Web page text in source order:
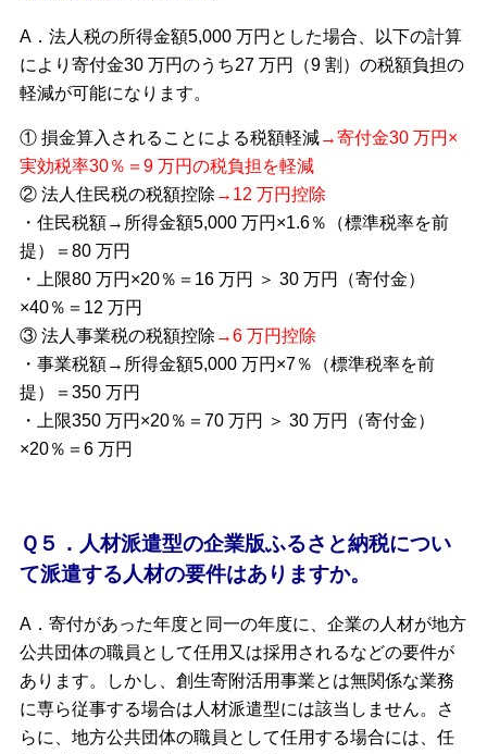
A．法人税の所得金額5,000 万円とした場合、以下の計算
により寄付金30 万円のうち27 万円（9 割）の税額負担の
軽減が可能になります。
① 損金算入されることによる税額軽減→寄付金30 万円×
実効税率30％＝9 万円の税負担を軽減
② 法人住民税の税額控除 →12 万円控除
・住民税額→所得金額5,000 万円×1.6％（標準税率を前
提）＝80 万円
・上限80 万円×20％＝16 万円 ＞ 30 万円（寄付金）
×40％＝12 万円
③ 法人事業税の税額控除 →6 万円控除
・事業税額→所得金額5,000 万円×7％（標準税率を前
提）＝350 万円
・上限350 万円×20％＝70 万円 ＞ 30 万円（寄付金）
×20％＝6 万円
Ｑ５．人材派遣型の企業版ふるさと納税につい
て派遣する人材の要件はありますか。
A．寄付があった年度と同一の年度に、企業の人材が地方
公共団体の職員として任用又は採用されるなどの要件が
あります。しかし、創生寄附活用事業とは無関係な業務
に専ら従事する場合は人材派遣型には該当しません。さ
らに、地方公共団体の職員として任用する場合には、任